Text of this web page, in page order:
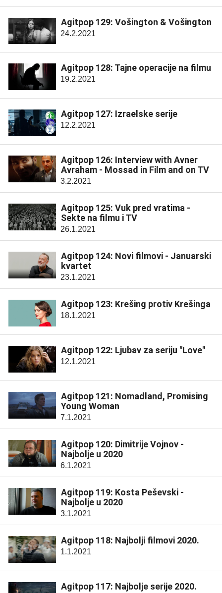
Agitpop 129: Vošington & Vošington
24.2.2021
Agitpop 128: Tajne operacije na filmu
19.2.2021
Agitpop 127: Izraelske serije
12.2.2021
Agitpop 126: Interview with Avner
Avraham - Mossad in Film and on TV
3.2.2021
Agitpop 125: Vuk pred vratima -
Sekte na filmu i TV
26.1.2021
Agitpop 124: Novi filmovi - Januarski
kvartet
23.1.2021
Agitpop 123: Krešing protiv Krešinga
18.1.2021
Agitpop 122: Ljubav za seriju "Love"
12.1.2021
Agitpop 121: Nomadland, Promising
Young Woman
7.1.2021
Agitpop 120: Dimitrije Vojnov -
Najbolje u 2020
6.1.2021
Agitpop 119: Kosta Peševski -
Najbolje u 2020
3.1.2021
Agitpop 118: Najbolji filmovi 2020.
1.1.2021
Agitpop 117: Najbolje serije 2020.